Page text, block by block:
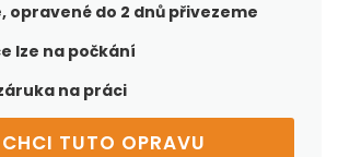
opravené do 2 dnů přivezeme
lze na počkání
na práci
CHCI TUTO OPRAVU